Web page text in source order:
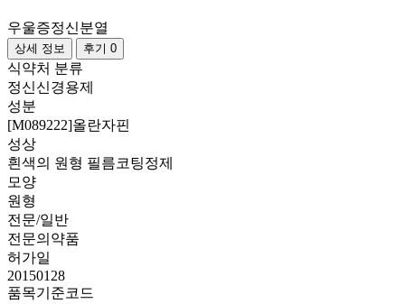
우울증정신분열
상세 정보 후기 0
식약처 분류
정신신경용제
성분
[M089222]올란자핀
성상
흰색의 원형 필름코팅정제
모양
원형
전문/일반
전문의약품
허가일
20150128
품목기준코드